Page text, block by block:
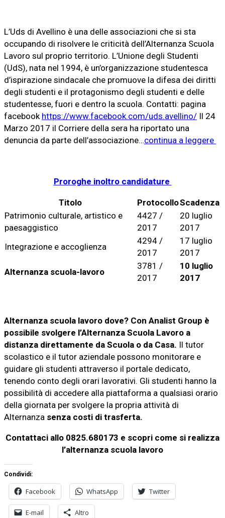
L’Uds di Avellino è una delle associazioni che si sta
occupando di risolvere le criticità dell’Alternanza Scuola
Lavoro sul proprio territorio. L’Unione degli Studenti
(UdS), nata nel 1994, è un’organizzazione studentesca
d’ispirazione sindacale che promuove la difesa dei diritti
degli studenti e il protagonismo degli studenti e delle
studentesse, fuori e dentro la scuola. Contatti: pagina
facebook https://www.facebook.com/uds.avellino/ Il 24
Marzo 2017 il Corriere della sera ha riportato una
denuncia da parte dell’associazione…continua a leggere
Proroghe inoltro candidature
Titolo ProtocolloScadenza
Patrimonio culturale, artistico e
paesaggistico
4427 /
2017
20 luglio
2017
Integrazione e accoglienza
4294 /
2017
17 luglio
2017
Alternanza scuola-lavoro
3781 /
2017
10 luglio
2017
Alternanza scuola lavoro dove? Con Analist Group è
possibile svolgere l’Alternanza Scuola Lavoro a
distanza direttamente da Scuola o da Casa. Il tutor
scolastico e il tutor aziendale possono monitorare e
guidare gli studenti attraverso il portale dedicato,
tenendo conto degli orari lavorativi. Gli studenti hanno la
possibilità di accedere alla piattaforma a qualsiasi orario
della giornata per svolgere la propria attività di
Alternanza senza costi di trasferta.
Contattaci allo 0825.680173 e scopri come si realizza
l’alternanza scuola lavoro
Condividi:
Facebook WhatsApp Twitter
E-mail Altro